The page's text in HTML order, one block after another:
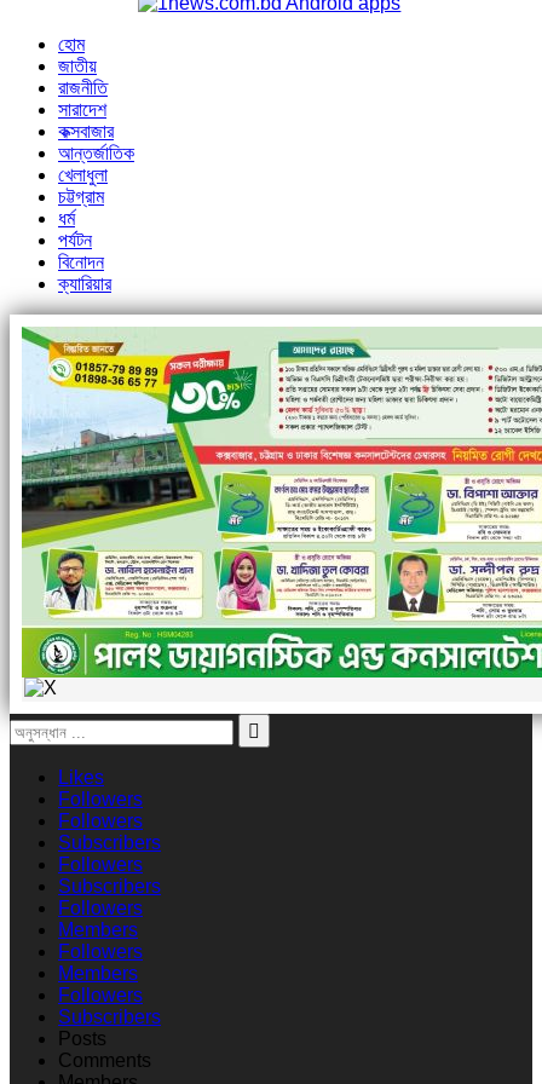
হোম
জাতীয়
রাজনীতি
সারাদেশ
কক্সবাজার
আন্তর্জাতিক
খেলাধুলা
চট্টগ্রাম
ধর্ম
পর্যটন
বিনোদন
ক্যারিয়ার
Likes
Followers
Followers
Subscribers
Followers
Subscribers
Followers
Members
Followers
Members
Followers
Subscribers
Posts
Comments